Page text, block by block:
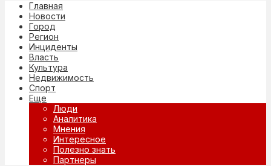
Главная
Новости
Город
Регион
Инциденты
Власть
Культура
Недвижимость
Спорт
Еще
Люди
Аналитика
Мнения
Интересное
Полезно знать
Партнеры